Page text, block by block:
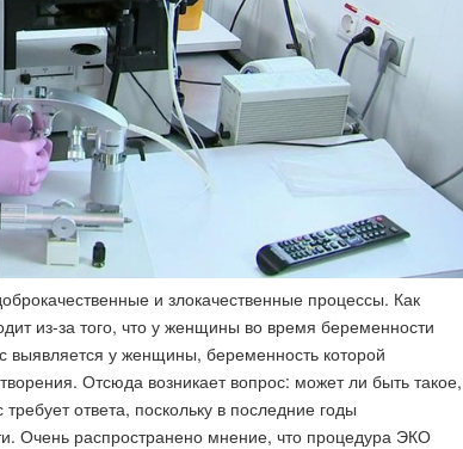
и злокачественные процессы. Как
из-за того, что у женщины во время беременности
у женщины, беременность которой
Отсюда возникает вопрос: может ли быть такое,
ответа, поскольку в последние годы
Очень распространено мнение, что процедура ЭКО